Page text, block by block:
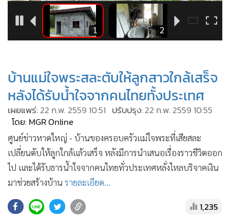
Management & HR
MGR Live
• ท่องเที่ยว
• กีฬา
• ต่างประเทศ
Special Scoop
• เศรษฐกิจ-ธุรกิจ
•
ชุมชน-คุณภาพชีวิต
• Motoring
บ้านแม่ใจพระสละตับให้ลูกสาวใกล้เสร็จ
หลังได้รับน้ำใจจากคนไทยทั้งประเทศ
เผยแพร่: 22 ก.พ. 2559 10:51 ปรับปรุง: 22 ก.พ. 2559 10:55
โดย: MGR Online
ศูนย์ข่าวหาดใหญ่ - บ้านของครอบครัวแม่ใจพระที่เสียสละ
เปลี่ยนตับให้ลูกใกล้แล้วเสร็จ หลังมีการนำเสนอเรื่องราวชีวิตออก
ไป และได้รับธารน้ำใจจากคนไทยทั่วประเทศหลั่งไหลบริจาคเงิน
มาช่วยสร้างบ้าน รายละเอียด...
1,235
1 2